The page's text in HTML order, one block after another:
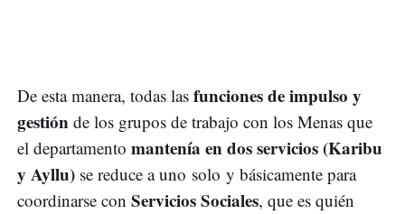
De esta manera, todas las funciones de impulso y
gestión de los grupos de trabajo con los Menas que
el departamento mantenía en dos servicios (Karibu
y Ayllu) se reduce a uno solo y básicamente para
coordinarse con Servicios Sociales, que es quién